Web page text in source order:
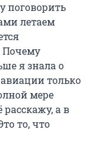
поговорить
летаем
Почему
я знала о
только
мере
расскажу, а в
то, что